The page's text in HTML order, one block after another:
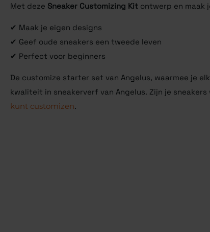
Met deze Sneaker Customizing Kit ontwerp en maak
✔ Maak je eigen designs
✔ Geef oude sneakers een tweede leven
✔ Perfect voor beginners
De customize starter set van Angelus, waarmee je
kwaliteit in sneakerverf van Angelus. Zijn je
kunt customizen.